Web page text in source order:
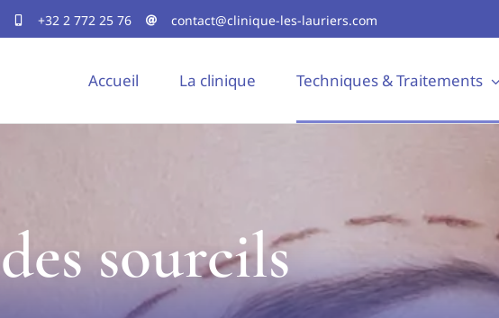
+32 2 772 25 76 contact@clinique-les-lauriers.com
Accueil La clinique Techniques & Traitements
sourcils